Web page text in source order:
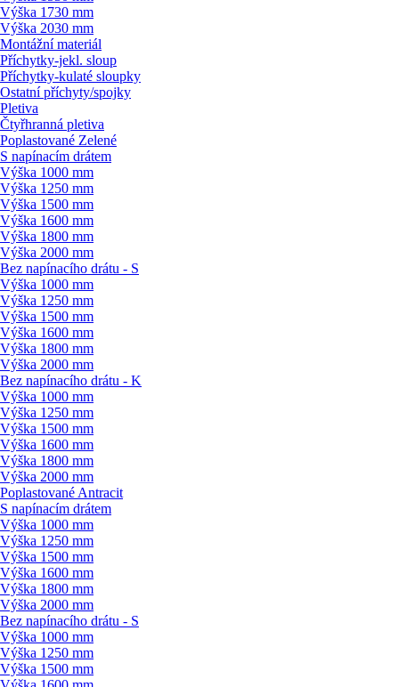
Výška 1730 mm
Výška 2030 mm
Montážní materiál
Příchytky-jekl. sloup
Příchytky-kulaté sloupky
Ostatní příchyty/spojky
Pletiva
Čtyřhranná pletiva
Poplastované Zelené
S napínacím drátem
Výška 1000 mm
Výška 1250 mm
Výška 1500 mm
Výška 1600 mm
Výška 1800 mm
Výška 2000 mm
Bez napínacího drátu - S
Výška 1000 mm
Výška 1250 mm
Výška 1500 mm
Výška 1600 mm
Výška 1800 mm
Výška 2000 mm
Bez napínacího drátu - K
Výška 1000 mm
Výška 1250 mm
Výška 1500 mm
Výška 1600 mm
Výška 1800 mm
Výška 2000 mm
Poplastované Antracit
S napínacím drátem
Výška 1000 mm
Výška 1250 mm
Výška 1500 mm
Výška 1600 mm
Výška 1800 mm
Výška 2000 mm
Bez napínacího drátu - S
Výška 1000 mm
Výška 1250 mm
Výška 1500 mm